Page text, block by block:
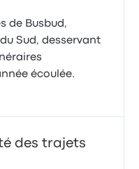
de Busbud,
Sud, desservant
écoulée.
des trajets